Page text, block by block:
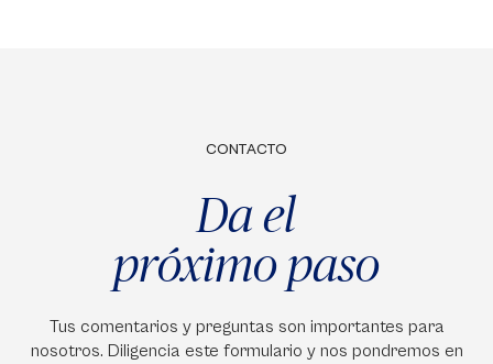
CONTACTO
Da el
próximo paso
Tus comentarios y preguntas son importantes para
nosotros. Diligencia este formulario y nos pondremos en